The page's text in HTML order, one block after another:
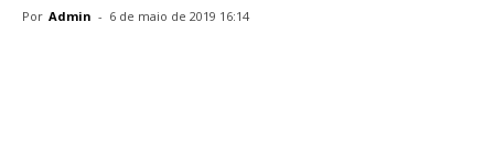
Por Admin - 6 de maio de 2019 16:14